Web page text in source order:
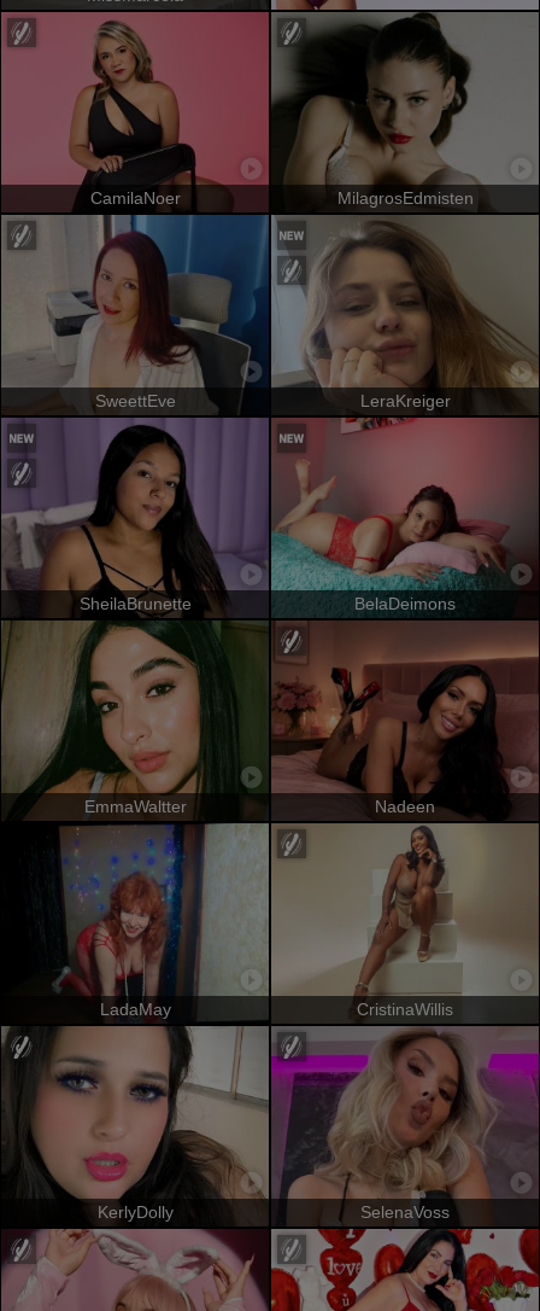
CamilaNoer MilagrosEdmisten
SweettEve LeraKreiger
SheilaBrunette BelaDeimons
EmmaWaltter Nadeen
LadaMay CristinaWillis
KerlyDolly SelenaVoss